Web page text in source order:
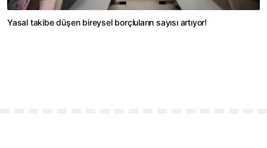
Yasal takibe düşen bireysel borçluların sayısı artıyor!